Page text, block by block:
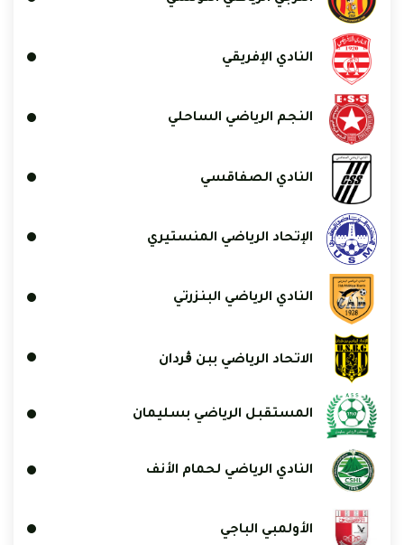
النادي الإفريقي
النجم الرياضي الساحلي
النادي الصفاقسي
الإتحاد الرياضي المنستيري
النادي الرياضي البنزرتي
الاتحاد الرياضي ببن ڨردان
المستقبل الرياضي بسليمان
النادي الرياضي لحمام الأنف
الأولمبي الباجي